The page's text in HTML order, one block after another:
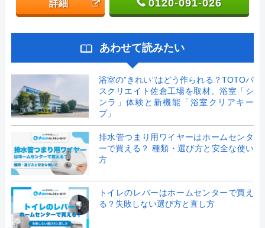
詳細 0120-091-026
あわせて読みたい
浴室の”きれい”はどう作られる？TOTOバ
スクリエイト佐倉工場を取材。浴室「シ
ンラ」体験と新機能「浴室クリアキー
プ」
排水管つまり用ワイヤーはホームセンタ
ーで買える？ 種類・選び方と安全な使い
方
トイレのレバーはホームセンターで買え
る？失敗しない選び方と直し方